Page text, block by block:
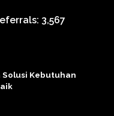
3,567
Kebutuhan